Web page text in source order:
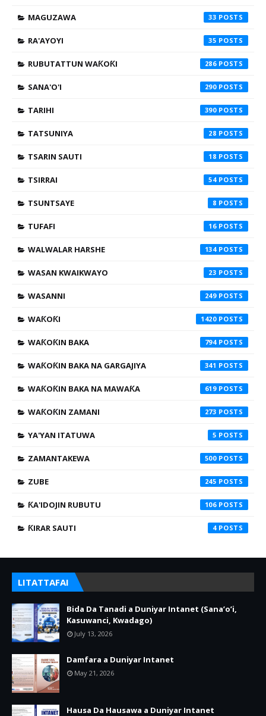
MAGUZAWA 33
RA'AYOYI 35
RUBUTATTUN WAƘOƘI 286
SANA'O'I 290
TARIHI 390
TATSUNIYA 28
TSARIN SAUTI 18
TSIRRAI 54
TSUNTSAYE 8
TUFAFI 16
WALWALAR HARSHE 134
WASAN KWAIKWAYO 23
WASANNI 249
WAƘOƘI 1420
WAƘOƘIN BAKA 794
WAƘOƘIN BAKA NA GARGAJIYA 341
WAƘOƘIN BAKA NA MAWAƘA 619
WAƘOƘIN ZAMANI 273
YA'YAN ITATUWA 5
ZAMANTAKEWA 500
ZUBE 245
ƘA'IDOJIN RUBUTU 106
ƘIRAR SAUTI 4
LITATTAFAI
Bida Da Tanadi a Duniyar Intanet (Sana’o’i,
Kasuwanci, Kwadago)
July 13, 2026
Damfara a Duniyar Intanet
May 21, 2026
Hausa Da Hausawa a Duniyar Intanet